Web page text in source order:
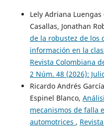
Lely Adriana
Casallas, Jonathan
de la robustez de los
información en la
Revista Colombiana
2 Núm. 48 (2026):
Ricardo Andrés
Espinel Blanco,
mecanismos de falla
automotrices ,